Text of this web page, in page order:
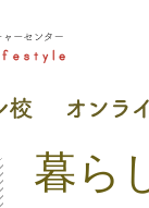
暮ら